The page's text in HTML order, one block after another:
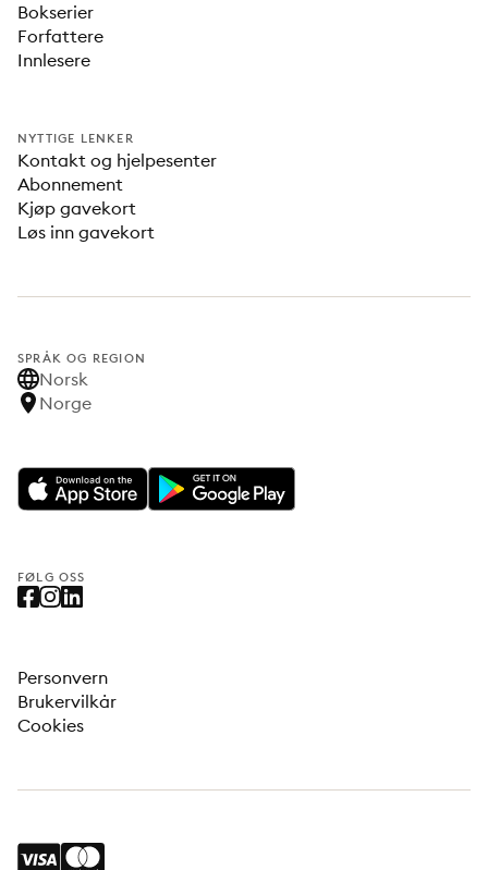
Bokserier
Forfattere
Innlesere
NYTTIGE LENKER
Kontakt og hjelpesenter
Abonnement
Kjøp gavekort
Løs inn gavekort
SPRÅK OG REGION
Norsk
Norge
FØLG OSS
Personvern
Brukervilkår
Cookies